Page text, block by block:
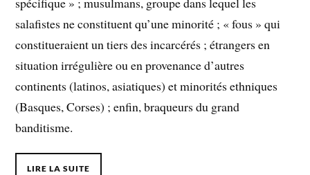
salafistes ne constituent qu’une minorité ; « fous » qui
constitueraient un tiers des incarcérés ; étrangers en
situation irrégulière ou en provenance d’autres
continents (latinos, asiatiques) et minorités ethniques
(Basques, Corses) ; enfin, braqueurs du grand
banditisme.
LIRE LA SUITE